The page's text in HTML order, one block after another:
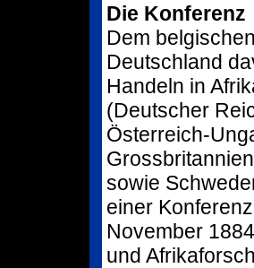
Die Konferenz
Dem
Deutschland
Handeln in
(Deutscher
Österreich-
sowie
einer
November
und